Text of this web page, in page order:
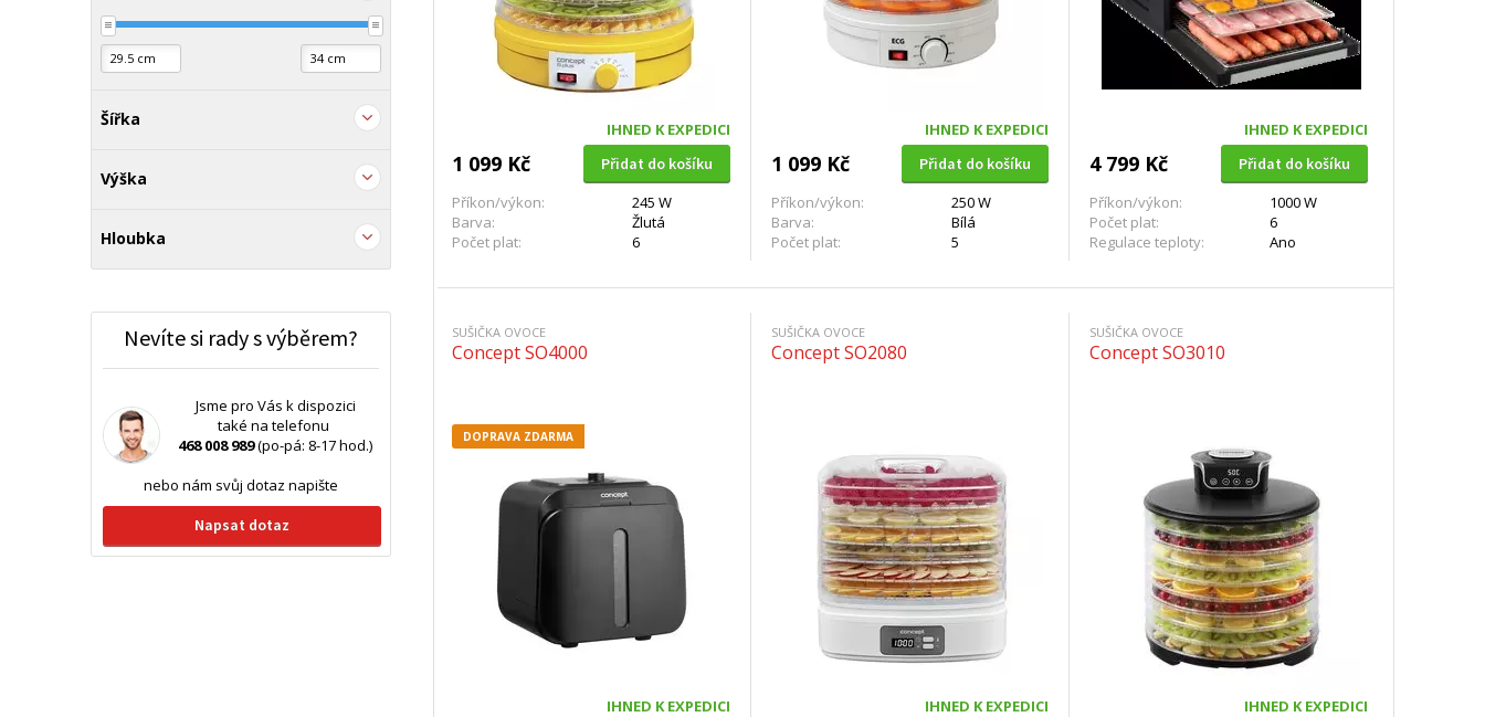
IHNED K EXPEDICI
1 099 Kč
Přidat do košíku
Příkon/výkon:
245 W
Barva:
Žlutá
Počet plat:
6
IHNED K EXPEDICI
1 099 Kč
Přidat do košíku
Příkon/výkon:
250 W
Barva:
Bílá
Počet plat:
5
IHNED K EXPEDICI
4 799 Kč
Přidat do košíku
Příkon/výkon:
1000 W
Počet plat:
6
Regulace teploty:
Ano
SUŠIČKA OVOCE
Concept SO4000
DOPRAVA ZDARMA
IHNED K EXPEDICI
SUŠIČKA OVOCE
Concept SO2080
IHNED K EXPEDICI
SUŠIČKA OVOCE
Concept SO3010
IHNED K EXPEDICI
Šířka
Výška
Hloubka
Nevíte si rady s výběrem?
Jsme pro Vás k dispozici
také na telefonu
468 008 989(po-pá: 8-17 hod.)
nebo nám svůj dotaz napište
Napsat dotaz